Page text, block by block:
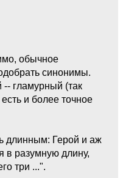
обычное
синонимы.
гламурный (так
и более точное
длинным: Герой и аж
в разумную длину,
три ...".